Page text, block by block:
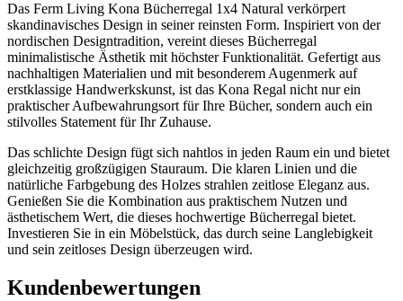
Das Ferm Living Kona Bücherregal 1x4 Natural verkörpert
skandinavisches Design in seiner reinsten Form. Inspiriert von der
nordischen Designtradition, vereint dieses Bücherregal
minimalistische Ästhetik mit höchster Funktionalität. Gefertigt aus
nachhaltigen Materialien und mit besonderem Augenmerk auf
erstklassige Handwerkskunst, ist das Kona Regal nicht nur ein
praktischer Aufbewahrungsort für Ihre Bücher, sondern auch ein
stilvolles Statement für Ihr Zuhause.
Das schlichte Design fügt sich nahtlos in jeden Raum ein und bietet
gleichzeitig großzügigen Stauraum. Die klaren Linien und die
natürliche Farbgebung des Holzes strahlen zeitlose Eleganz aus.
Genießen Sie die Kombination aus praktischem Nutzen und
ästhetischem Wert, die dieses hochwertige Bücherregal bietet.
Investieren Sie in ein Möbelstück, das durch seine Langlebigkeit
und sein zeitloses Design überzeugen wird.
Kundenbewertungen